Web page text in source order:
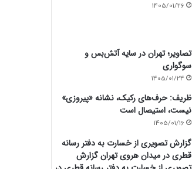
1405/01/26
تصاویر؛ تهران در سایه آتش‌بس و
سوگواری
1405/01/24
ظریف: حرف‌های رکیک، نشانه «پیروزی»
نیست، استیصال است
1405/01/16
گزارش تصویری از خسارت به دفتر رسانه
قطری در میدان هروی تهران گزارش